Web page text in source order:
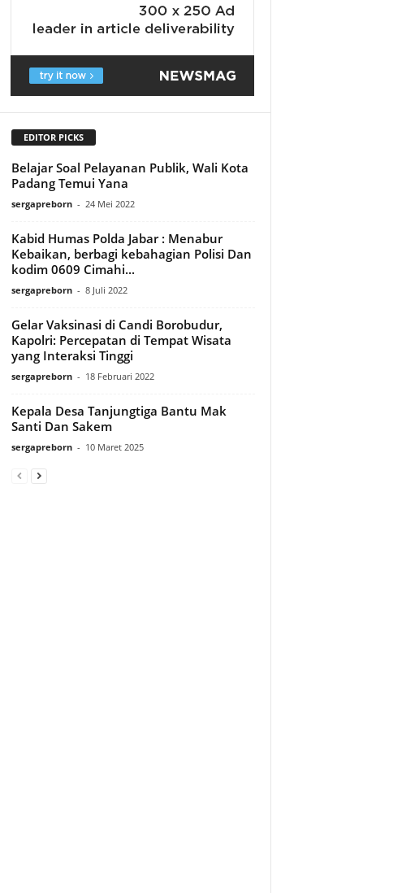
EDITOR PICKS
Belajar Soal Pelayanan Publik, Wali Kota
Padang Temui Yana
sergapreborn - 24 Mei 2022
Kabid Humas Polda Jabar : Menabur
Kebaikan, berbagi kebahagian Polisi Dan
kodim 0609 Cimahi...
sergapreborn - 8 Juli 2022
Gelar Vaksinasi di Candi Borobudur,
Kapolri: Percepatan di Tempat Wisata
yang Interaksi Tinggi
sergapreborn - 18 Februari 2022
Kepala Desa Tanjungtiga Bantu Mak
Santi Dan Sakem
sergapreborn - 10 Maret 2025